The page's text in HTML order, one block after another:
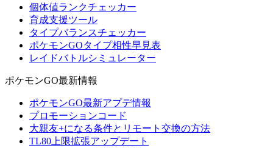
個体値ランクチェッカー
育成支援ツール
タイプバランスチェッカー
ポケモンGOタイプ相性早見表
レイドバトルシミュレーター
ポケモンGO最新情報
ポケモンGO最新アプデ情報
プロモーションコード
大親友+になる条件とリモート交換の方法
TL80上限拡張アップデート